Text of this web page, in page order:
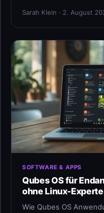
Sarah Klein · 2. August
SOFTWARE & APPS
Qubes OS für
ohne Linux-
Wie Qubes OS